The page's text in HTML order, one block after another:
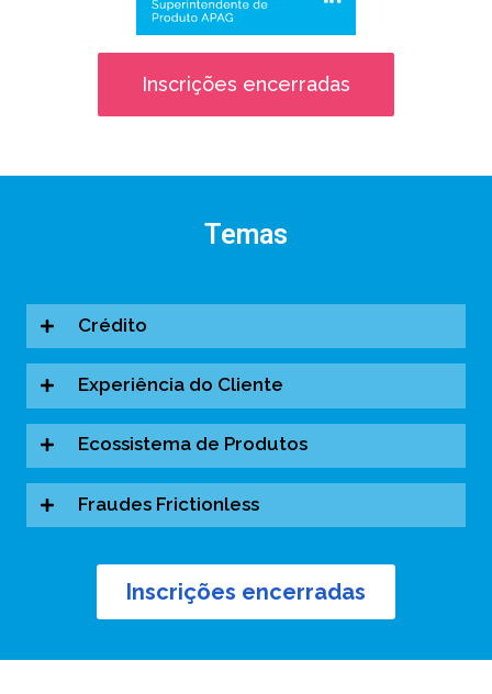
Inscrições encerradas
Temas
Crédito
Experiência do Cliente
Ecossistema de Produtos
Fraudes Frictionless
Inscrições encerradas